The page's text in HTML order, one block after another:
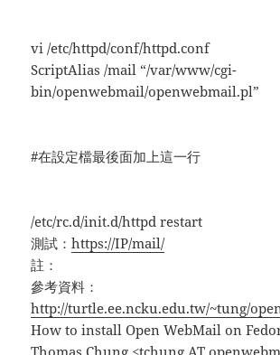
vi /etc/httpd/conf/httpd.conf
ScriptAlias /mail “/var/www/cgi-
bin/openwebmail/openwebmail.pl”
#在設定檔最後面加上這一行
/etc/rc.d/init.d/httpd restart
測試：https://IP/mail/
註：
參考資料：
http://turtle.ee.ncku.edu.tw/~tung/
How to install Open WebMail on